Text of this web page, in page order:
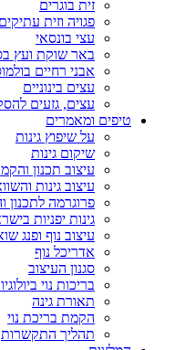
זית בוגרים
פגויה וזית עתיקים
עצי בונסאי
באר שוקת ועץ בסלע
אבני רחיים בולמוסים וכיורים
עצים בינוניים
עצים, גזעים להסקה
ומאמרים
על שיפוץ גינות
שיקום גינות
עיצוב תכנון והקמת גנים
עיצוב גינות והשוואת מחירים
פרוגרמה לתכנון והקמת גינה
גינות יפניות בישראל
עיצוב נוף ופנג שואי
אדריכל נוף
סגנון העיצוב
בריכות נוי ביולוגיות
תאורת גינה
הקמת בריכת נוי
תהליך התקשרות